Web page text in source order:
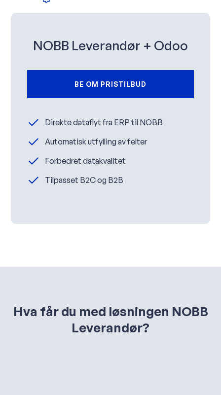
NOBB Leverandør + Odoo
BE OM PRISTILBUD
Direkte dataflyt fra ERP til NOBB
Automatisk utfylling av felter
Forbedret datakvalitet
Tilpasset B2C og B2B
Hva får du med løsningen NOBB
Leverandør?